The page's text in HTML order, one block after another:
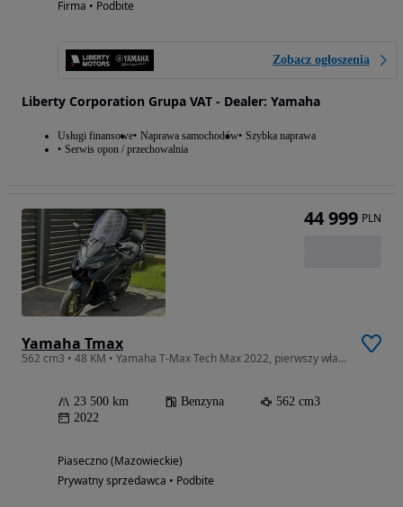
Firma • Podbite
Zobacz ogłoszenia
Liberty Corporation Grupa VAT - Dealer: Yamaha
Usługi finansowe Naprawa samochodów Szybka naprawa
Serwis opon / przechowalnia
Yamaha Tmax
562 cm3 • 48 KM • Yamaha T-Max Tech Max 2022, pierwszy właściciel, salon Pl. F.VAT
23 500 km Benzyna
562 cm3
2022
Piaseczno (Mazowieckie)
Prywatny sprzedawca • Podbite
44 999 PLN